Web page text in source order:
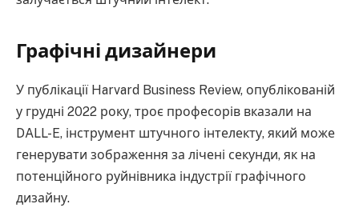
Графічні дизайнери
У публікації Harvard Business Review, опублікованій
у грудні 2022 року, троє професорів вказали на
DALL-E, інструмент штучного інтелекту, який може
генерувати зображення за лічені секунди, як на
потенційного руйнівника індустрії графічного
дизайну.